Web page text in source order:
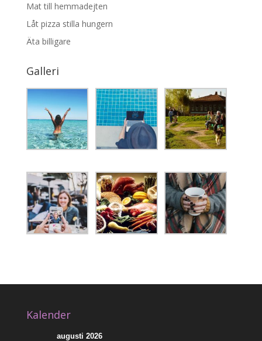
Mat till hemmadejten
Låt pizza stilla hungern
Äta billigare
Galleri
Kalender
augusti 2026